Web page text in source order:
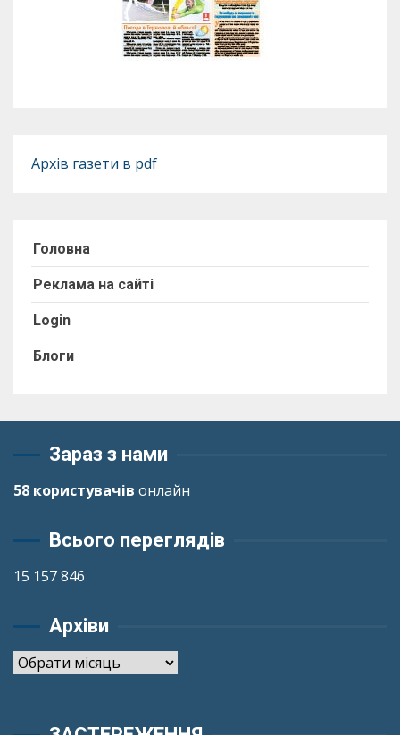
Архів газети в pdf
Головна
Реклама на сайті
Login
Блоги
Зараз з нами
58 користувачів онлайн
Всього переглядів
15 157 846
Архіви
Архіви